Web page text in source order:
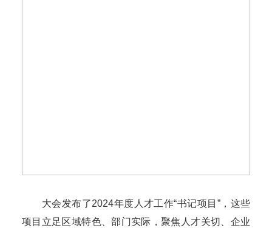
大会发布了2024年度人才工作“书记项目”，这些
项目立足区域特色、部门实际，聚焦人才关切、企业